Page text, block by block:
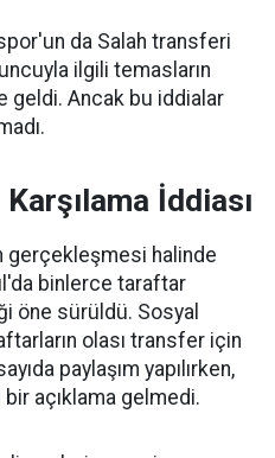
da Salah transferi
ilgili temasların
geldi. Ancak bu iddialar
İddiası
gerçekleşmesi halinde
binlerce taraftar
öne sürüldü. Sosyal
olası transfer için
paylaşım yapılırken,
açıklama gelmedi.